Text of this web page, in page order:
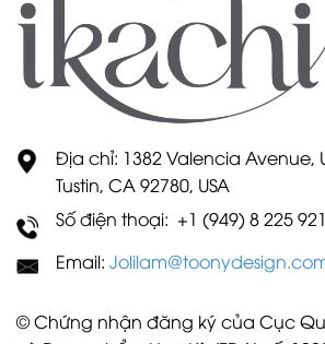
Địa chỉ: 1382 Valencia Avenue,
Tustin, CA 92780, USA
Số điện thoại: +1 (949) 8 225 921
Email:
© Chứng nhận đăng ký của Cục